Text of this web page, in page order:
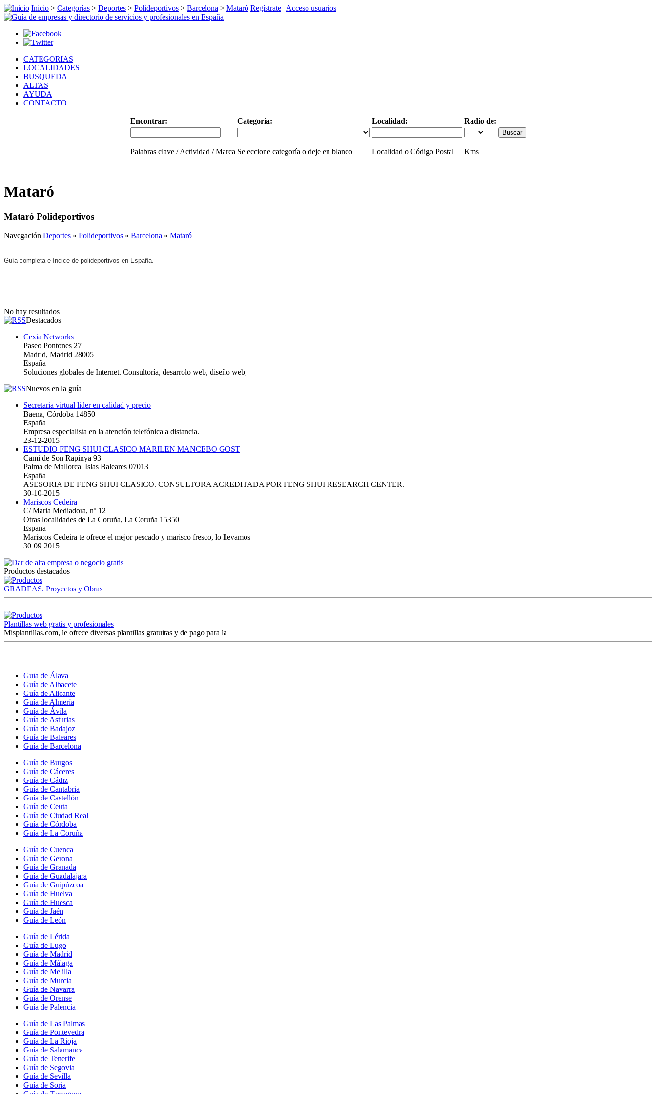
Inicio > Categorías > Deportes > Polideportivos > Barcelona > Mataró Regístrate | Acceso usuarios
CATEGORIAS
LOCALIDADES
BUSQUEDA
ALTAS
AYUDA
CONTACTO
Encontrar: Categoría: Localidad: Radio de:
Palabras clave / Actividad / Marca Seleccione categoría o deje en blanco Localidad o Código Postal Kms
Mataró
Mataró Polideportivos
Navegación Deportes » Polideportivos » Barcelona » Mataró
Guía completa e índice de polideportivos en España.
No hay resultados
Destacados
Cexia Networks
Paseo Pontones 27
Madrid, Madrid 28005
España
Soluciones globales de Internet. Consultoría, desarrolo web, diseño web,
Nuevos en la guía
Secretaria virtual lider en calidad y precio
Baena, Córdoba 14850
España
Empresa especialista en la atención telefónica a distancia.
23-12-2015
ESTUDIO FENG SHUI CLASICO MARILEN MANCEBO GOST
Cami de Son Rapinya 93
Palma de Mallorca, Islas Baleares 07013
España
ASESORIA DE FENG SHUI CLASICO. CONSULTORA ACREDITADA POR FENG SHUI RESEARCH CENTER.
30-10-2015
Mariscos Cedeira
C/ Maria Mediadora, nº 12
Otras localidades de La Coruña, La Coruña 15350
España
Mariscos Cedeira te ofrece el mejor pescado y marisco fresco, lo llevamos
30-09-2015
Productos destacados
GRADEAS. Proyectos y Obras
Plantillas web gratis y profesionales
Misplantillas.com, le ofrece diversas plantillas gratuitas y de pago para la
Guía de Álava
Guía de Albacete
Guía de Alicante
Guía de Almería
Guía de Ávila
Guía de Asturias
Guía de Badajoz
Guía de Baleares
Guía de Barcelona
Guía de Burgos
Guía de Cáceres
Guía de Cádiz
Guía de Cantabria
Guía de Castellón
Guía de Ceuta
Guía de Ciudad Real
Guía de Córdoba
Guía de La Coruña
Guía de Cuenca
Guía de Gerona
Guía de Granada
Guía de Guadalajara
Guía de Guipúzcoa
Guía de Huelva
Guía de Huesca
Guía de Jaén
Guía de León
Guía de Lérida
Guía de Lugo
Guía de Madrid
Guía de Málaga
Guía de Melilla
Guía de Murcia
Guía de Navarra
Guía de Orense
Guía de Palencia
Guía de Las Palmas
Guía de Pontevedra
Guía de La Rioja
Guía de Salamanca
Guía de Tenerife
Guía de Segovia
Guía de Sevilla
Guía de Soria